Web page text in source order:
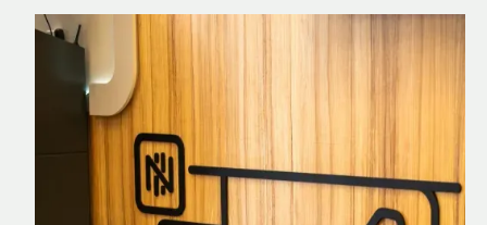
Nomad Explorer
Cartão de crédito brasileiro com cashback
em dólar